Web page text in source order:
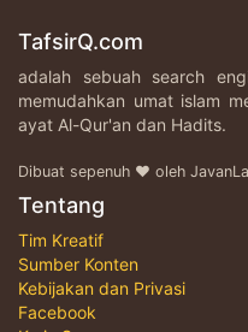
TafsirQ.com
adalah sebuah search
memudahkan umat islam
ayat Al-Qur'an dan Hadits.
Dibuat sepenuh ♥ oleh
Tentang
Tim Kreatif
Sumber Konten
Kebijakan dan Privasi
Facebook